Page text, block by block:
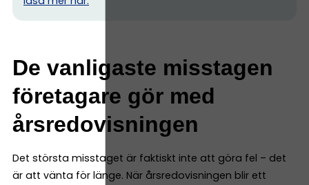
De vanligaste misstagen
företagare gör med
årsredovisningen
Det största misstaget är faktiskt inte att göra fel – det
är att vänta för länge. När årsredovisningen blir ett